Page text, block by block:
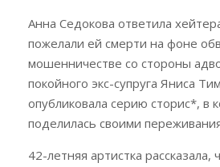
Анна Седокова ответила
пожелали ей смерти на фоне
мошенничестве со стороны
покойного экс-супруга Яниса
опубликовала серию сторис*, в
поделилась своими
42-летняя артистка рассказала,